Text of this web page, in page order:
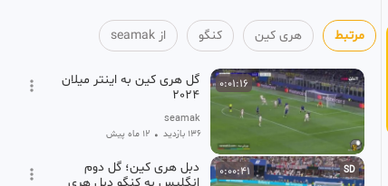
مرتبط هری کین کنگو از seamak
0:01:16
گل هری کین به اینتر میلان
2024
seamak
136 بازدید • 12 ماه پیش
SD
0:00:41
دبل هری کین؛ گل دوم